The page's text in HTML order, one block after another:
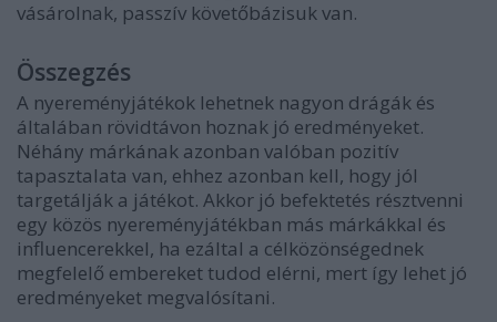
vásárolnak, passzív követőbázisuk van.
Összegzés
A nyereményjátékok lehetnek nagyon drágák és
általában rövidtávon hoznak jó eredményeket.
Néhány márkának azonban valóban pozitív
tapasztalata van, ehhez azonban kell, hogy jól
targetálják a játékot. Akkor jó befektetés résztvenni
egy közös nyereményjátékban más márkákkal és
influencerekkel, ha ezáltal a célközönségednek
megfelelő embereket tudod elérni, mert így lehet jó
eredményeket megvalósítani.